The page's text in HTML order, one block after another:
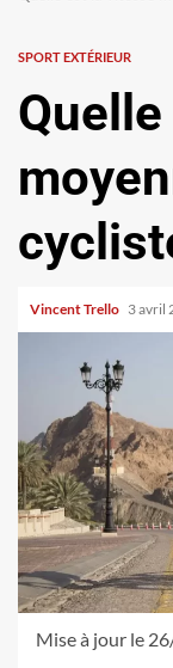
SPORT EXTÉRIEUR
Vincent Trello 3 avril
Mise à jour le